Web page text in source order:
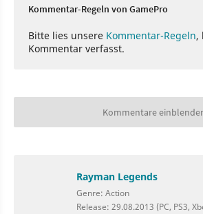
Kommentar-Regeln von GamePro
Bitte lies unsere Kommentar-Regeln,
Kommentar verfasst.
Kommentare
Rayman Legends
Genre: Action
Release: 29.08.2013 (PC, PS3,